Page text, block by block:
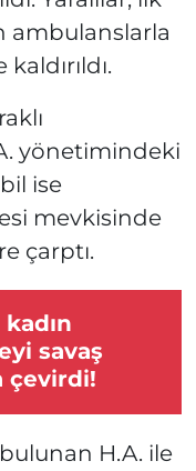
ambulanslarla
yönetimindeki
ise
mevkisinde
çarptı.
savaş
çevirdi!
H.A. ile